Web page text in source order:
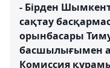
- Бірден
сақтау
орынбасары
басшылығымен
Комиссия